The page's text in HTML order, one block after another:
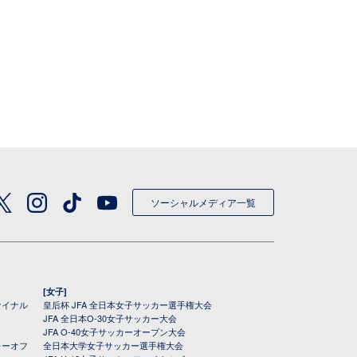
ソーシャルメディア一覧
ナル
オフ
[女子]
皇后杯 JFA 全日本女子サッカー選手権大会
JFA 全日本O-30女子サッカー大会
JFA O-40女子サッカーオープン大会
全日本大学女子サッカー選手権大会